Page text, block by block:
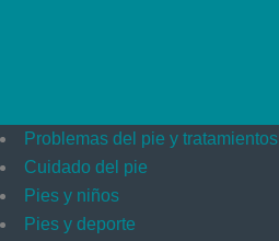
Problemas del pie y tratamientos
Cuidado del pie
Pies y niños
Pies y deporte